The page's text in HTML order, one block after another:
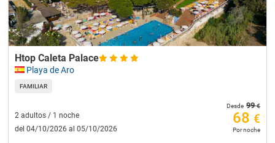
Htop Caleta Palace
Playa de Aro
FAMILIAR
2 adultos / 1 noche
del 04/10/2026 al 05/10/2026
Desde 99€
68 €
Por noche